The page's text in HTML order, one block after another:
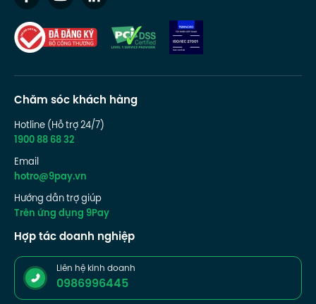
Chăm sóc khách hàng
Hotline (Hỗ trợ 24/7)
1900 88 68 32
Email
hotro@9pay.vn
Hướng dẫn trợ giúp
Trên ứng dụng 9Pay
Hợp tác doanh nghiệp
Liên hệ kinh doanh
0986996445